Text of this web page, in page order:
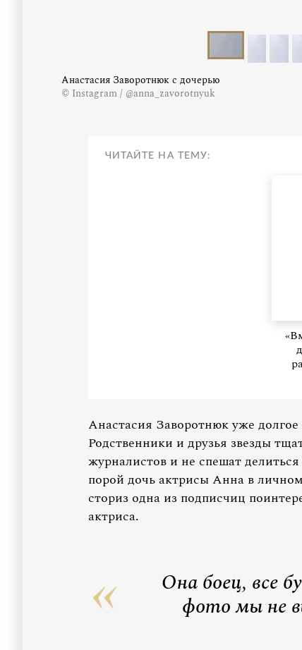
Анастасия Заворотнюк с дочерью
© Instagram / @anna_zavorotnyuk
ЧИТАЙТЕ НА ТЕМУ:
Анастасия Заворотнюк уже
Родственники и друзья звезды
журналистов и не спешат
порой дочь актрисы Анна в
сториз одна из подписчиц
актриса.
Она боец, все
фото мы не